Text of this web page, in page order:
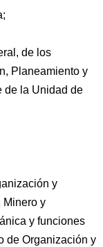
de los
Planeamiento y
de la Unidad de
y
Minero y
y funciones
de Organización y